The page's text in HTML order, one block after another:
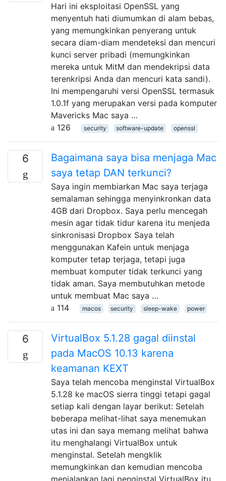
Hari ini eksploitasi OpenSSL yang
menyentuh hati diumumkan di alam bebas,
yang memungkinkan penyerang untuk
secara diam-diam mendeteksi dan mencuri
kunci server pribadi (memungkinkan
mereka untuk MitM dan mendekripsi data
terenkripsi Anda dan mencuri kata sandi).
Ini mempengaruhi versi OpenSSL termasuk
1.0.1f yang merupakan versi pada komputer
Mavericks Mac saya …
126
security software-update openssl
6
Bagaimana saya bisa menjaga Mac
saya tetap DAN terkunci?
Saya ingin membiarkan Mac saya terjaga
semalaman sehingga menyinkronkan data
4GB dari Dropbox. Saya perlu mencegah
mesin agar tidak tidur karena itu menjeda
sinkronisasi Dropbox Saya telah
menggunakan Kafein untuk menjaga
komputer tetap terjaga, tetapi juga
membuat komputer tidak terkunci yang
tidak aman. Saya membutuhkan metode
untuk membuat Mac saya …
114
macos security sleep-wake power
6
VirtualBox 5.1.28 gagal diinstal
pada MacOS 10.13 karena
keamanan KEXT
Saya telah mencoba menginstal VirtualBox
5.1.28 ke macOS sierra tinggi tetapi gagal
setiap kali dengan layar berikut: Setelah
beberapa melihat-lihat saya menemukan
utas ini dan saya memang melihat bahwa
itu menghalangi VirtualBox untuk
menginstal. Setelah mengklik
memungkinkan dan kemudian mencoba
menjalankan lagi penginstal VirtualBox itu